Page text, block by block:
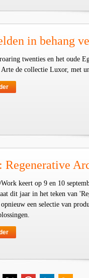
in behang
twenties en het oude
de collectie Luxor, met
Regenerative
keert op 9 en 10
dit jaar in het teken van
opnieuw een selectie van